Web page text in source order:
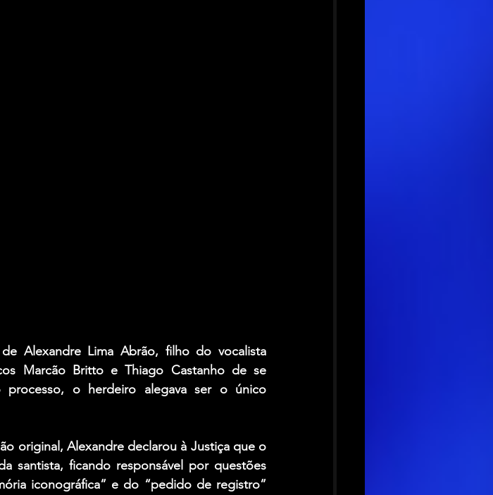
Alexandre Lima Abrão, filho do vocalista
Marcão Britto e Thiago Castanho de se
processo, o herdeiro alegava ser o único
original, Alexandre declarou à Justiça que o
santista, ficando responsável por questões
iconográfica” e do “pedido de registro”